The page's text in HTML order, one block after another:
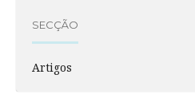
SECÇÃO
Artigos